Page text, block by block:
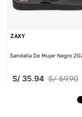
ZAXY
Sandalia De Mujer Negro
S/ 35.94 S/ 59.90